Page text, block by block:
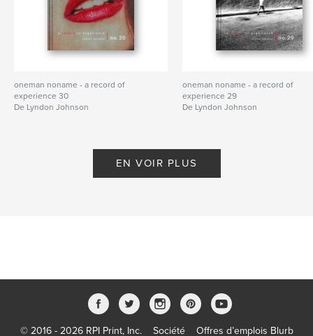
oneman noname - a record of
experience 30
De Lyndon Johnson
oneman noname - a record of
experience 29
De Lyndon Johnson
EN VOIR PLUS
© 2016 - 2026 RPI Print, Inc. Société Offres d’emplois Blurb